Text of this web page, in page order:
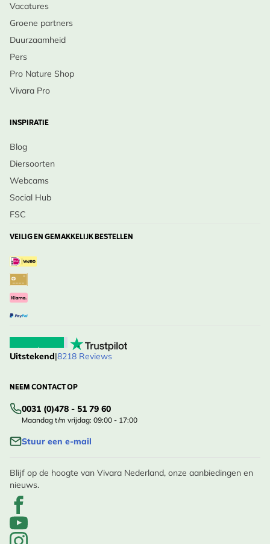
Vacatures
Groene partners
Duurzaamheid
Pers
Pro Nature Shop
Vivara Pro
INSPIRATIE
Blog
Diersoorten
Webcams
Social Hub
FSC
VEILIG EN GEMAKKELIJK BESTELLEN
Uitstekend|8218 Reviews
NEEM CONTACT OP
0031 (0)478 - 51 79 60
Maandag t/m vrijdag: 09:00 - 17:00
Stuur een e-mail
Blijf op de hoogte van Vivara Nederland, onze aanbiedingen en
nieuws.